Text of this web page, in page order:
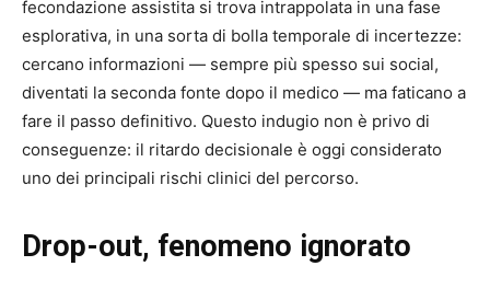
fecondazione assistita si trova intrappolata in una fase
esplorativa, in una sorta di bolla temporale di incertezze:
cercano informazioni — sempre più spesso sui social,
diventati la seconda fonte dopo il medico — ma faticano a
fare il passo definitivo. Questo indugio non è privo di
conseguenze: il ritardo decisionale è oggi considerato
uno dei principali rischi clinici del percorso.
Drop-out, fenomeno ignorato